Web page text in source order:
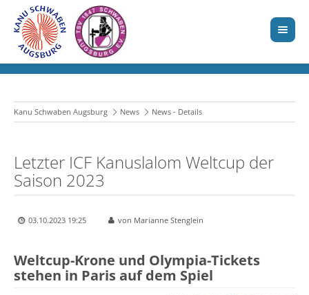
Kanu Schwaben Augsburg News News - Details
Letzter ICF Kanuslalom Weltcup der
Saison 2023
03.10.2023 19:25 von Marianne Stenglein
Weltcup-Krone und Olympia-Tickets
stehen in Paris auf dem Spiel